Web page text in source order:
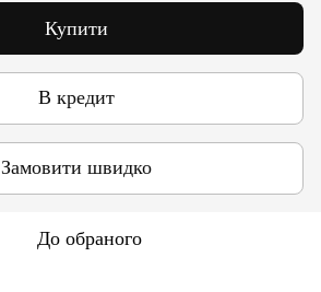
Купити
В кредит
Замовити швидко
До обраного